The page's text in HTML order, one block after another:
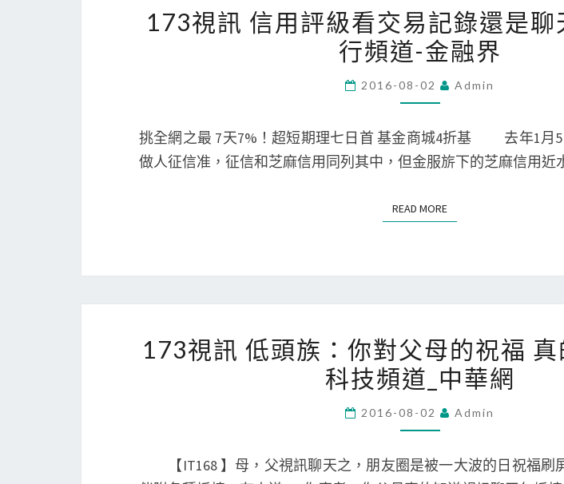
處
決”
巴
基
斯
坦
榮
俾
路
視
訊
用
級
看
易
聊
天
記
錄？-
銀
行
173視訊 信用評級看交易記錄還是聊
行頻道-金融界
2016-08-02 Admin
挑全網之最 7天7%！超短期理七日首 基金商城4折基 去年1月5
做人征信准，征信和芝麻信用同列其中，但金服旂下的芝麻信用
READ MOREREAD MORE
視
訊
頭
你
173視訊 低頭族：你對父母的祝福 真
科技頻道_中華網
2016-08-02 Admin
【IT168 】母，父視訊聊天之，朋友圈是被一大波的日祝福刷